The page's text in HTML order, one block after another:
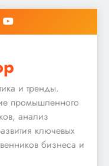
и тренды.
промышленного
анализ
ключевых
бизнеса и